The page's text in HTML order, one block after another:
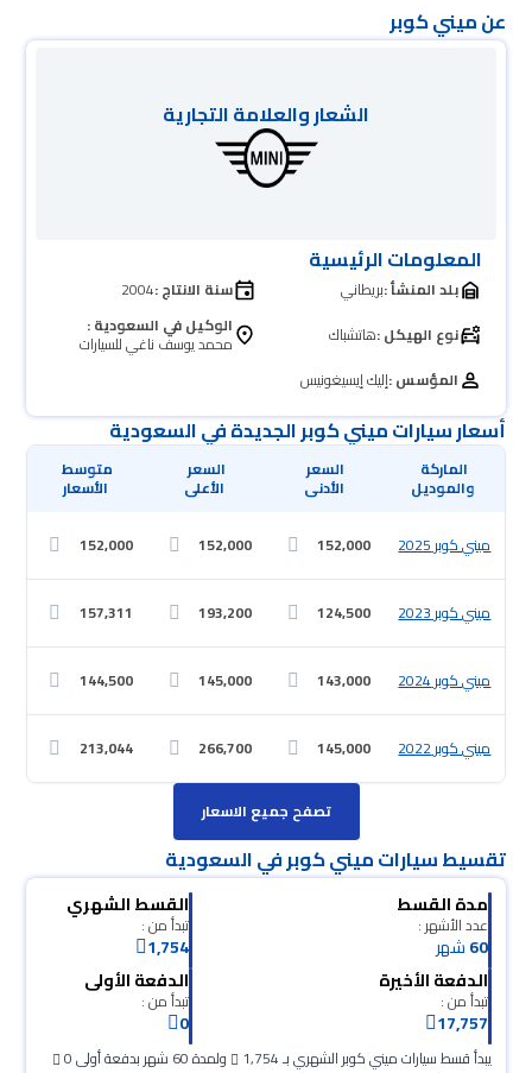
عن ميني كوبر
الشعار والعلامة التجارية
المعلومات الرئيسية
بلد المنشأ :بريطاني سنة الانتاج :2004
نوع الهيكل :هاتشباك الوكيل في السعودية :
محمد يوسف ناغي للسيارات
المؤسس :إليك إيسيغونيس
أسعار سيارات ميني كوبر الجديدة في السعودية
السعر متوسط
ميني كوبر 2025 152,000
152,000
152,000
ميني كوبر 2023 124,500
193,200
157,311
ميني كوبر 2024 143,000
145,000
144,500
ميني كوبر 2022 145,000
266,700
213,044
تصفح جميع الاسعار
تقسيط سيارات ميني كوبر في السعودية
مدة القسط
عدد الأشهر :
60شهر
القسط الشهري
تبدأ من :
1,754
الدفعة الأخيرة
تبدأ من :
17,757
الدفعة الأولى
تبدأ من :
0
يبدأ قسط سيارات ميني كوبر الشهري بـ 1,754
ولمدة 60 شهر بدفعة أولى 0